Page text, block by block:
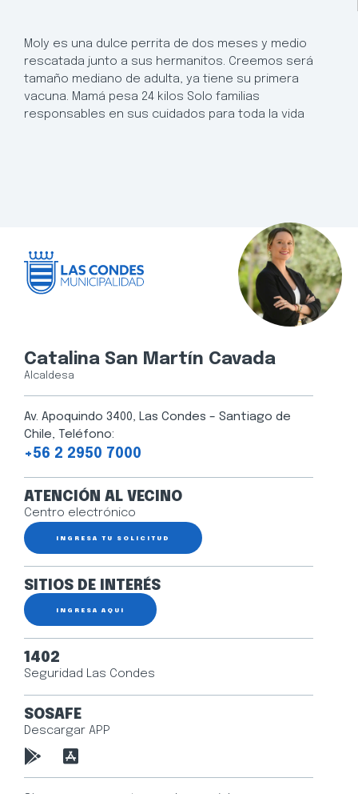
Moly es una dulce perrita de dos meses y medio
rescatada junto a sus hermanitos. Creemos será
tamaño mediano de adulta, ya tiene su primera
vacuna. Mamá pesa 24 kilos Solo familias
responsables en sus cuidados para toda la vida
Catalina San Martín Cavada
Alcaldesa
Av. Apoquindo 3400, Las Condes – Santiago de
Chile, Teléfono:
+56 2 2950 7000
ATENCIÓN AL VECINO
Centro electrónico
INGRESA TU SOLICITUD
SITIOS DE INTERÉS
INGRESA AQUÍ
1402
Seguridad Las Condes
SOSAFE
Descargar APP